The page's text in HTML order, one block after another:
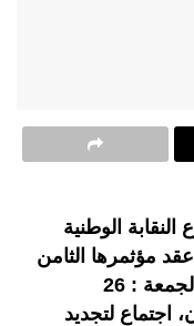
الوطنية
مؤثمرها الثامن
الذي سيعقد يونيو القادم ، تم يومه الجمعة : 26
اجتماع لتجديد